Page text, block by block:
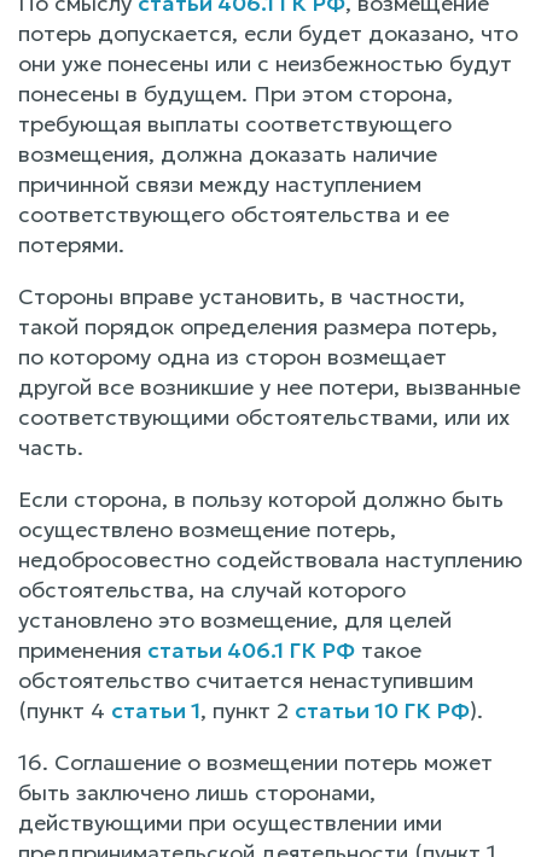
потерь допускается, если будет доказано, что
они уже понесены или с неизбежностью будут
понесены в будущем. При этом сторона,
требующая выплаты соответствующего
возмещения, должна доказать наличие
причинной связи между наступлением
соответствующего обстоятельства и ее
потерями.
Стороны вправе установить, в частности,
такой порядок определения размера потерь,
по которому одна из сторон возмещает
другой все возникшие у нее потери, вызванные
соответствующими обстоятельствами, или их
часть.
Если сторона, в пользу которой должно быть
осуществлено возмещение потерь,
недобросовестно содействовала наступлению
обстоятельства, на случай которого
установлено это возмещение, для целей
применения статьи 406.1 ГК РФ такое
обстоятельство считается ненаступившим
(пункт 4 статьи 1, пункт 2 статьи 10 ГК РФ).
16. Соглашение о возмещении потерь может
быть заключено лишь сторонами,
действующими при осуществлении ими